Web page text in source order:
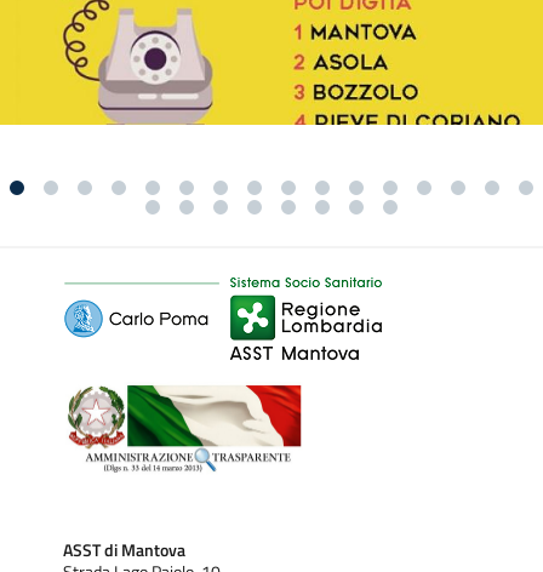
ASST di Mantova